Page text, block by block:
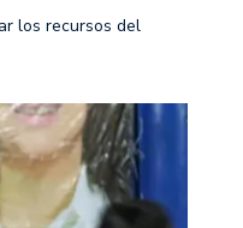
los recursos del